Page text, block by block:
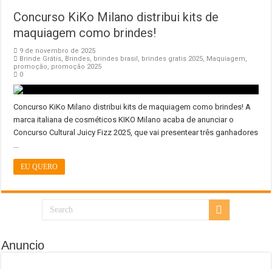
Concurso KiKo Milano distribui kits de
maquiagem como brindes!
9 de novembro de 2025
Brinde Grátis, Brindes, brindes brasil, brindes gratis 2025, Maquiagem,
promoção, promoção 2025
0
Concurso KiKo Milano distribui kits de maquiagem como brindes! A
marca italiana de cosméticos KIKO Milano acaba de anunciar o
Concurso Cultural Juicy Fizz 2025, que vai presentear três ganhadores
…
EU QUERO
Anuncio